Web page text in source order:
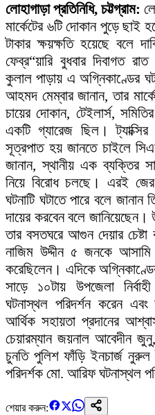
লোহাগাড়া প্রতিনিধি, চট্টগ্রাম:
মার্কেটের ৬টি দোকান পুড়ে ছাই
টাকার ক্ষয়ক্ষতি হয়েছে বলে
ফেব্র“য়ারি বুধবার দিবাগত
কুলাল পাড়ায় এ অগ্নিকাণ্ডের
আহমদ মেম্বার জানান, তার
চায়ের দোকান, টেইলার্স,
একটি গ্যারেজ ছিল।
সূত্রপাত হয় জানতে চাইলে
জানান, স্থানীয় এক ব্যক্তির
নিয়ে বিরোধ চলছে। এরই জের
ঘটনাটি ঘটাতে পারে বলে জানান
দায়ের করবেন বলে জানিয়েছেন।
তার বসতঘরে আগুন দেয়ার
নাজিম উদ্দীন ৫ জনকে আসামি
করেছিলেন। এদিকে
সাড়ে ১০টায় উপজেলা
ঘটনাস্থল পরিদর্শন করেন এবং
আর্থিক সহায়তা প্রদানের
চেয়ারম্যান জয়নাল আবেদীন
চুনতি পুলিশ ফাঁড়ি ইনচার্জ
পরিদর্শক মো. আরিফ ঘটনাস্থল
শেয়ার করুন: